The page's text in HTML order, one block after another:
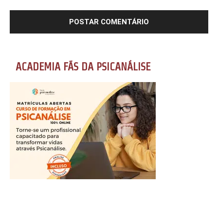
ACADEMIA FÃS DA PSICANÁLISE